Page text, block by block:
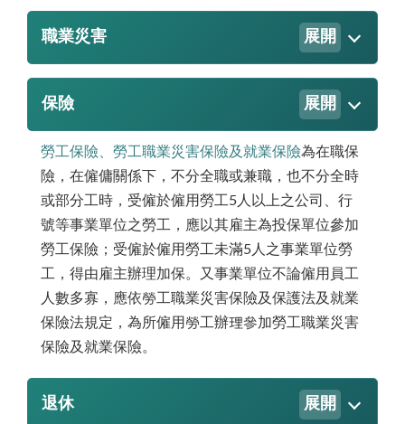
職業災害 展開
保險 展開
勞工保險、勞工職業災害保險及就業保險為在職保
險，在僱傭關係下，不分全職或兼職，也不分全時
或部分工時，受僱於僱用勞工5人以上之公司、行
號等事業單位之勞工，應以其雇主為投保單位參加
勞工保險；受僱於僱用勞工未滿5人之事業單位勞
工，得由雇主辦理加保。又事業單位不論僱用員工
人數多寡，應依勞工職業災害保險及保護法及就業
保險法規定，為所僱用勞工辦理參加勞工職業災害
保險及就業保險。
退休 展開